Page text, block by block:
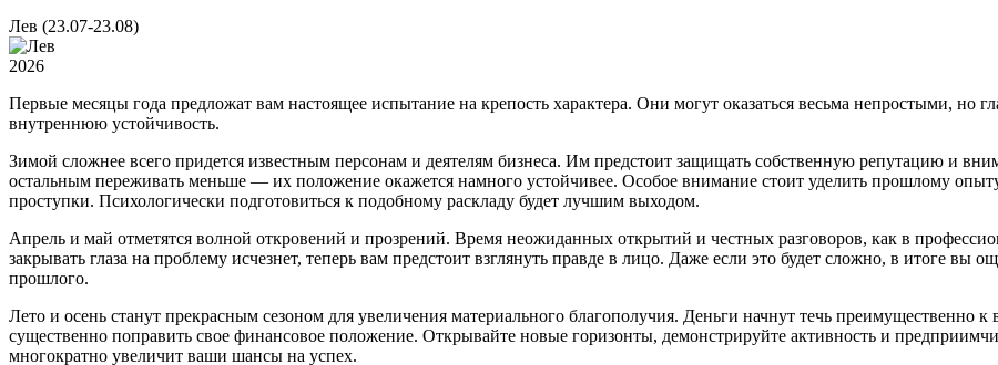
Лев (23.07-23.08)
2026
Первые месяцы года предложат вам настоящее испытание на крепость характера. Они могут оказаться весьма непростыми, но
внутреннюю устойчивость.
Зимой сложнее всего придется известным персонам и деятелям бизнеса. Им предстоит защищать собственную репутацию и
остальным переживать меньше — их положение окажется намного устойчивее. Особое внимание стоит уделить прошлому
проступки. Психологически подготовиться к подобному раскладу будет лучшим выходом.
Апрель и май отметятся волной откровений и прозрений. Время неожиданных открытий и честных разговоров, как в
закрывать глаза на проблему исчезнет, теперь вам предстоит взглянуть правде в лицо. Даже если это будет сложно, в итоге вы
прошлого.
Лето и осень станут прекрасным сезоном для увеличения материального благополучия. Деньги начнут течь преимущественно
существенно поправить свое финансовое положение. Открывайте новые горизонты, демонстрируйте активность и
многократно увеличит ваши шансы на успех.